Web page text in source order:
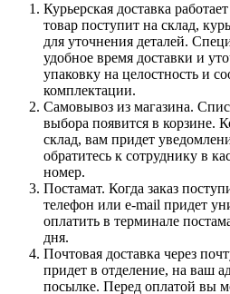
Курьерская доставка
товар поступит на склад,
для уточнения деталей.
удобное время доставки и
упаковку на целостность и
комплектации.
Самовывоз из магазина.
выбора появится в корзине.
склад, вам придет
обратитесь к сотруднику в
номер.
Постамат. Когда заказ
телефон или e-mail придет
оплатить в терминале
дня.
Почтовая доставка через
придет в отделение, на ваш
посылке. Перед оплатой вы